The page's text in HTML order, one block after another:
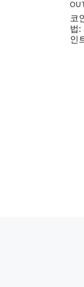
코
법:
인